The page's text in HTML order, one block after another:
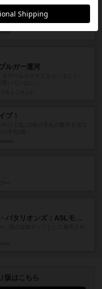
－ド工場
Hill社が出版した『Red Barrica...
ルガー運河
ブ！
ドゥームド・バタリオンズ：ASLモジュール11
版はこちら